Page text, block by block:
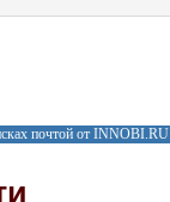
почтой от INNOBI.RU